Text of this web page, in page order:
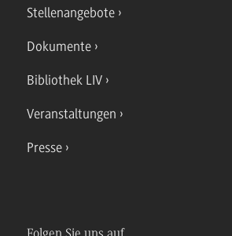
Stellenangebote
Dokumente
Bibliothek LIV
Veranstaltungen
Presse